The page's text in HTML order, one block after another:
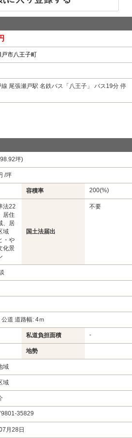
市八王子町
尾張瀬戸駅 名鉄バス「八王子」 バス19分 停
坪)
/坪
容積率 200(%)
法22
居住
、居
域
・や
化景
国土法届出
不要
道 道路幅: 4ｍ
私道負担面積 -
地勢
域
域
35829
月28日